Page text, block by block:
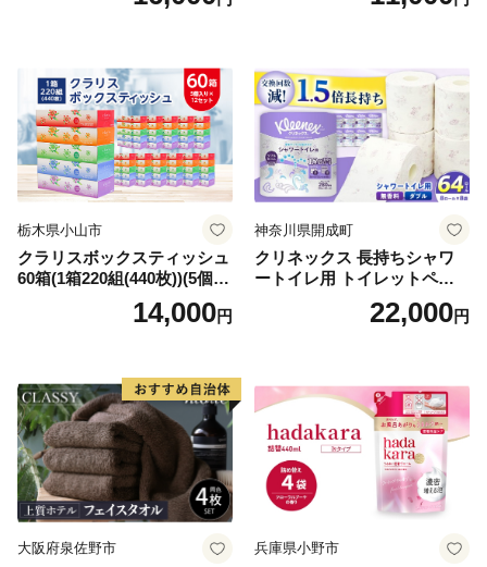
倶知安町 日用品
栃木県小山市
クラリスボックスティッシュ
60箱(1箱220組(440枚))(5個入
り×12セット)【1256759】
14,000円
神奈川県開成町
クリネックス 長持ちシャワ
ートイレ用 トイレットペー
パー（ダブル）64ロール(8ロ
ール×8パック) 開成町 トイレ
蓄 防災 エコ 消耗品 生活雑貨
生活用品 無香料 トイレット
ペーパー ダブル といれっと
ぺーぱー トイレ クレシア ト
イレットペーパー [BDBH002
-1]
22,000円
大阪府泉佐野市 兵庫県小野市